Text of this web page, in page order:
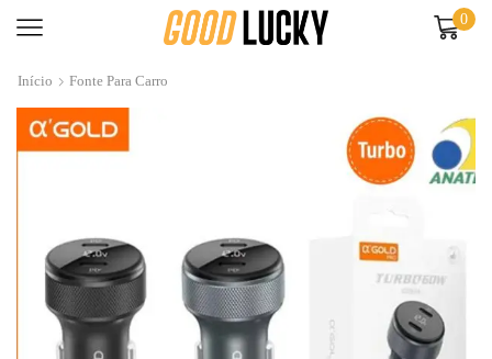
0
Início Fonte Para Carro